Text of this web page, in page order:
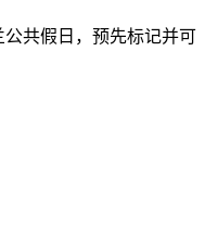
共假日，预先标记并可